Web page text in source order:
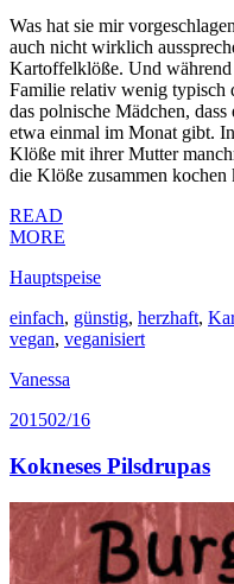
Was hat sie mir
auch nicht wirklich
Kartoffelklöße. Und während
Familie relativ wenig typisch
das polnische Mädchen,
etwa einmal im Monat gibt.
Klöße mit ihrer Mutter
die Klöße zusammen kochen
READ
MORE
Hauptspeise
einfach, günstig, herzhaft,
vegan, veganisiert
Vanessa
201502/16
Kokneses Pilsdrupas